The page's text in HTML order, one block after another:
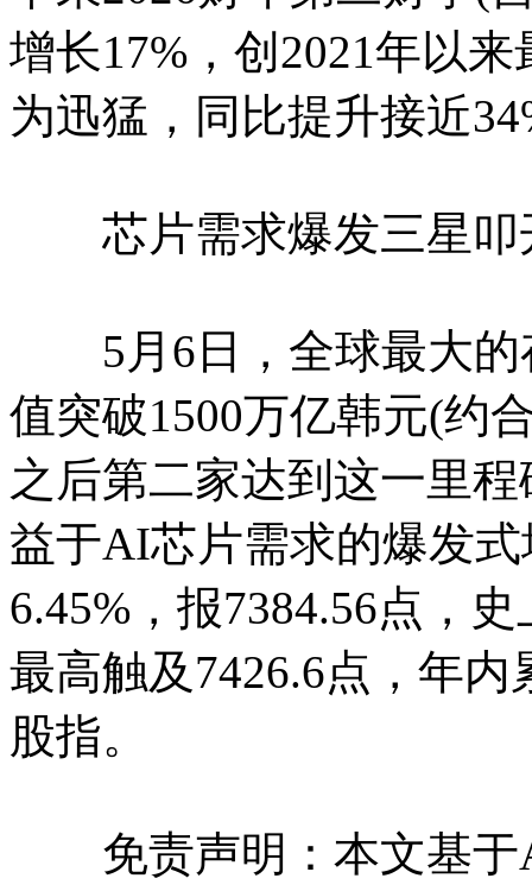
增长17%，创2021年以
为迅猛，同比提升接近
芯片需求爆发三星叩
5月6日，全球最大的
值突破1500万亿韩元(约
之后第二家达到这一里
益于AI芯片需求的爆发
6.45%，报7384.56点，
最高触及7426.6点，年
股指。
免责声明：本文基于